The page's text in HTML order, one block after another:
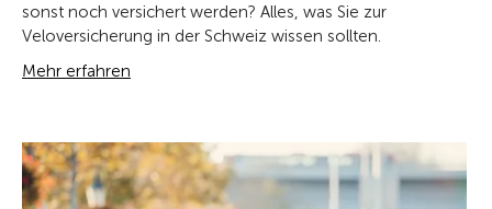
sonst noch versichert werden? Alles, was Sie zur
Veloversicherung in der Schweiz wissen sollten.
Mehr erfahren